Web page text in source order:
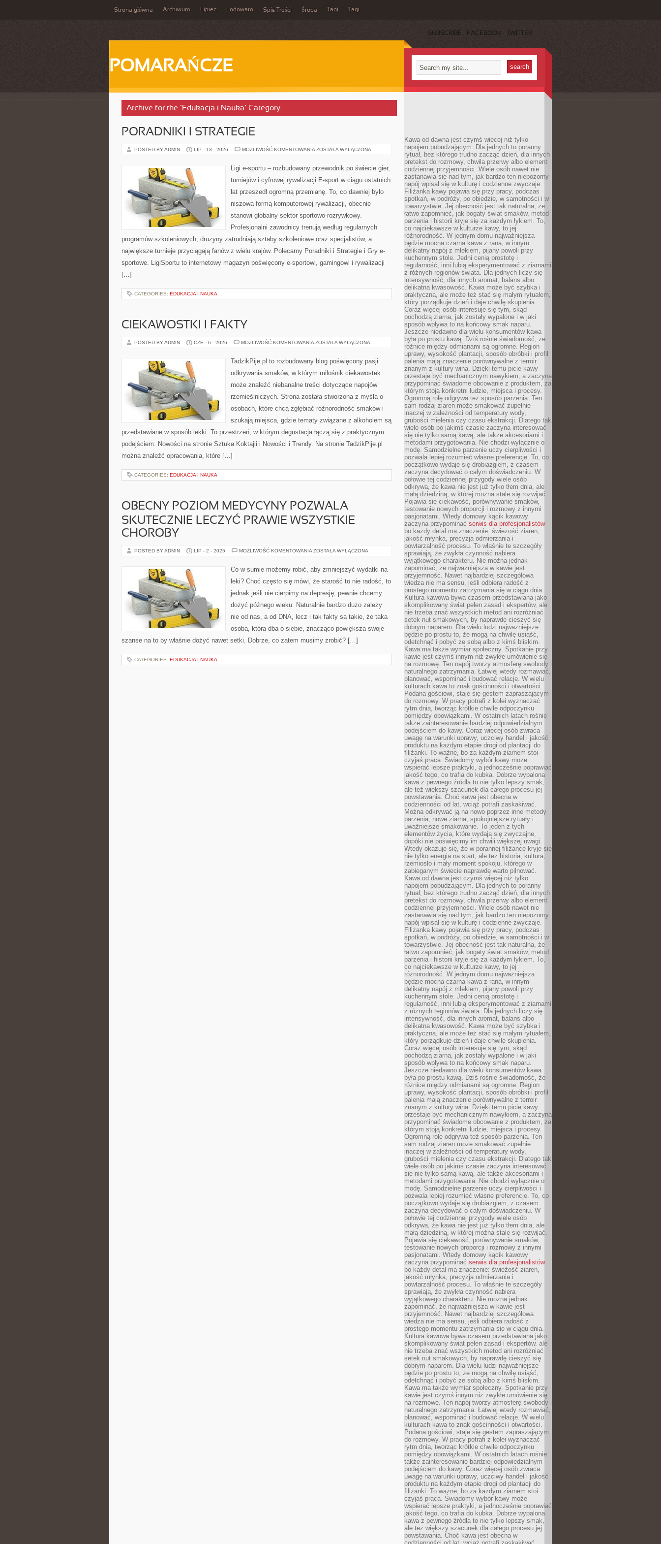
Strona główna Archiwum Lipiec Lodowato Spis Treści Środa Tagi Tagi
SUBSCRIBE FACEBOOK TWITTER
POMARAŃCZE
Archive for the ‘Edukacja i Nauka’ Category
PORADNIKI I STRATEGIE
POSTED BY ADMIN LIP - 13 - 2026 MOŻLIWOŚĆ KOMENTOWANIA PORADNIKI
ZOSTAŁA WYŁĄCZONA
Ligi e-sportu – rozbudowany przewodnik po świecie gier,
turniejów i cyfrowej rywalizacji E-sport w ciągu ostatnich
lat przeszedł ogromną przemianę. To, co dawniej było
niszową formą komputerowej rywalizacji, obecnie
stanowi globalny sektor sportowo-rozrywkowy.
Profesjonalni zawodnicy trenują według regularnych
programów szkoleniowych, drużyny zatrudniają sztaby szkoleniowe oraz specjalistów, a
największe turnieje przyciągają fanów z wielu krajów. Polecamy Poradniki i Strategie i Gry e-
sportowe. LigiSportu to internetowy magazyn poświęcony e-sportowi, gamingowi i rywalizacji
[…]
CATEGORIES: EDUKACJA I NAUKA
CIEKAWOSTKI I FAKTY
POSTED BY ADMIN CZE - 6 - 2026 MOŻLIWOŚĆ KOMENTOWANIA CIEKAWOSTKI
ZOSTAŁA WYŁĄCZONA
TadzikPije.pl to rozbudowany blog poświęcony pasji
odkrywania smaków, w którym miłośnik ciekawostek
może znaleźć niebanalne treści dotyczące napojów
rzemieślniczych. Strona została stworzona z myślą o
osobach, które chcą zgłębiać różnorodność smaków i
szukają miejsca, gdzie tematy związane z alkoholem są
przedstawiane w sposób lekki. To przestrzeń, w którym degustacja łączą się z praktycznym
podejściem. Nowości na stronie Sztuka Koktajli i Nowości i Trendy. Na stronie TadzikPije.pl
można znaleźć opracowania, które […]
CATEGORIES: EDUKACJA I NAUKA
OBECNY POZIOM MEDYCYNY POZWALA
SKUTECZNIE LECZYĆ PRAWIE WSZYSTKIE
CHOROBY
POSTED BY ADMIN LIP - 2 - 2025 MOŻLIWOŚĆ KOMENTOWANIA OBECNY
POZWALA
SKUTECZNIE
PRAWIE
CHOROBY
ZOSTAŁA WYŁĄCZONA
Co w sumie możemy robić, aby zmniejszyć wydatki na
leki? Choć często się mówi, że starość to nie radość, to
jednak jeśli nie cierpimy na depresję, pewnie chcemy
dożyć późnego wieku. Naturalnie bardzo dużo zależy
nie od nas, a od DNA, lecz i tak fakty są takie, że taka
osoba, która dba o siebie, znacząco powiększa swoje
szanse na to by właśnie dożyć nawet setki. Dobrze, co zatem musimy zrobić? […]
CATEGORIES: EDUKACJA I NAUKA
Kawa od dawna jest czymś więcej niż tylko
napojem pobudzającym. Dla jednych to poranny
rytuał, bez którego trudno zacząć dzień, dla innych
pretekst do rozmowy, chwila przerwy albo element
codziennej przyjemności. Wiele osób nawet nie
zastanawia się nad tym, jak bardzo ten niepozorny
napój wpisał się w kulturę i codzienne zwyczaje.
Filiżanka kawy pojawia się przy pracy, podczas
spotkań, w podróży, po obiedzie, w samotności i w
towarzystwie. Jej obecność jest tak naturalna, że
łatwo zapomnieć, jak bogaty świat smaków, metod
parzenia i historii kryje się za każdym łykiem. To,
co najciekawsze w kulturze kawy, to jej
różnorodność. W jednym domu najważniejsza
będzie mocna czarna kawa z rana, w innym
delikatny napój z mlekiem, pijany powoli przy
kuchennym stole. Jedni cenią prostotę i
regularność, inni lubią eksperymentować z ziarnami
z różnych regionów świata. Dla jednych liczy się
intensywność, dla innych aromat, balans albo
delikatna kwasowość. Kawa może być szybka i
praktyczna, ale może też stać się małym rytuałem,
który porządkuje dzień i daje chwilę skupienia.
Coraz więcej osób interesuje się tym, skąd
pochodzą ziarna, jak zostały wypalone i w jaki
sposób wpływa to na końcowy smak naparu.
Jeszcze niedawno dla wielu konsumentów kawa
była po prostu kawą. Dziś rośnie świadomość, że
różnice między odmianami są ogromne. Region
uprawy, wysokość plantacji, sposób obróbki i profil
palenia mają znaczenie porównywalne z terroir
znanym z kultury wina. Dzięki temu picie kawy
przestaje być mechanicznym nawykiem, a zaczyna
przypominać świadome obcowanie z produktem, za
którym stoją konkretni ludzie, miejsca i procesy.
Ogromną rolę odgrywa też sposób parzenia. Ten
sam rodzaj ziaren może smakować zupełnie
inaczej w zależności od temperatury wody,
grubości mielenia czy czasu ekstrakcji. Dlatego tak
wiele osób po jakimś czasie zaczyna interesować
się nie tylko samą kawą, ale także akcesoriami i
metodami przygotowania. Nie chodzi wyłącznie o
modę. Samodzielne parzenie uczy cierpliwości i
pozwala lepiej rozumieć własne preferencje. To, co
początkowo wydaje się drobiazgiem, z czasem
zaczyna decydować o całym doświadczeniu. W
połowie tej codziennej przygody wiele osób
odkrywa, że kawa nie jest już tylko tłem dnia, ale
małą dziedziną, w której można stale się rozwijać.
Pojawia się ciekawość, porównywanie smaków,
testowanie nowych proporcji i rozmowy z innymi
pasjonatami. Wtedy domowy kącik kawowy
zaczyna przypominać serwis dla profesjonalistów
bo każdy detal ma znaczenie: świeżość ziaren,
jakość młynka, precyzja odmierzania i
powtarzalność procesu. To właśnie te szczegóły
sprawiają, że zwykła czynność nabiera
wyjątkowego charakteru. Nie można jednak
zapominać, że najważniejsza w kawie jest
przyjemność. Nawet najbardziej szczegółowa
wiedza nie ma sensu, jeśli odbiera radość z
prostego momentu zatrzymania się w ciągu dnia.
Kultura kawowa bywa czasem przedstawiana jako
skomplikowany świat pełen zasad i ekspertów, ale
nie trzeba znać wszystkich metod ani rozróżniać
setek nut smakowych, by naprawdę cieszyć się
dobrym naparem. Dla wielu ludzi najważniejsze
będzie po prostu to, że mogą na chwilę usiąść,
odetchnąć i pobyć ze sobą albo z kimś bliskim.
Kawa ma także wymiar społeczny. Spotkanie przy
kawie jest czymś innym niż zwykłe umówienie się
na rozmowę. Ten napój tworzy atmosferę swobody i
naturalnego zatrzymania. Łatwiej wtedy rozmawiać,
planować, wspominać i budować relacje. W wielu
kulturach kawa to znak gościnności i otwartości.
Podana gościowi, staje się gestem zapraszającym
do rozmowy. W pracy potrafi z kolei wyznaczać
rytm dnia, tworząc krótkie chwile odpoczynku
pomiędzy obowiązkami. W ostatnich latach rośnie
także zainteresowanie bardziej odpowiedzialnym
podejściem do kawy. Coraz więcej osób zwraca
uwagę na warunki uprawy, uczciwy handel i jakość
produktu na każdym etapie drogi od plantacji do
filiżanki. To ważne, bo za każdym ziarnem stoi
czyjaś praca. Świadomy wybór kawy może
wspierać lepsze praktyki, a jednocześnie poprawiać
jakość tego, co trafia do kubka. Dobrze wypalona
kawa z pewnego źródła to nie tylko lepszy smak,
ale też większy szacunek dla całego procesu jej
powstawania. Choć kawa jest obecna w
codzienności od lat, wciąż potrafi zaskakiwać.
Można odkrywać ją na nowo poprzez inne metody
parzenia, nowe ziarna, spokojniejsze rytuały i
uważniejsze smakowanie. To jeden z tych
elementów życia, które wydają się zwyczajne,
dopóki nie poświęcimy im chwili większej uwagi.
Wtedy okazuje się, że w porannej filiżance kryje się
nie tylko energia na start, ale też historia, kultura,
rzemiosło i mały moment spokoju, którego w
zabieganym świecie naprawdę warto pilnować.
Kawa od dawna jest czymś więcej niż tylko
napojem pobudzającym. Dla jednych to poranny
rytuał, bez którego trudno zacząć dzień, dla innych
pretekst do rozmowy, chwila przerwy albo element
codziennej przyjemności. Wiele osób nawet nie
zastanawia się nad tym, jak bardzo ten niepozorny
napój wpisał się w kulturę i codzienne zwyczaje.
Filiżanka kawy pojawia się przy pracy, podczas
spotkań, w podróży, po obiedzie, w samotności i w
towarzystwie. Jej obecność jest tak naturalna, że
łatwo zapomnieć, jak bogaty świat smaków, metod
parzenia i historii kryje się za każdym łykiem. To,
co najciekawsze w kulturze kawy, to jej
różnorodność. W jednym domu najważniejsza
będzie mocna czarna kawa z rana, w innym
delikatny napój z mlekiem, pijany powoli przy
kuchennym stole. Jedni cenią prostotę i
regularność, inni lubią eksperymentować z ziarnami
z różnych regionów świata. Dla jednych liczy się
intensywność, dla innych aromat, balans albo
delikatna kwasowość. Kawa może być szybka i
praktyczna, ale może też stać się małym rytuałem,
który porządkuje dzień i daje chwilę skupienia.
Coraz więcej osób interesuje się tym, skąd
pochodzą ziarna, jak zostały wypalone i w jaki
sposób wpływa to na końcowy smak naparu.
Jeszcze niedawno dla wielu konsumentów kawa
była po prostu kawą. Dziś rośnie świadomość, że
różnice między odmianami są ogromne. Region
uprawy, wysokość plantacji, sposób obróbki i profil
palenia mają znaczenie porównywalne z terroir
znanym z kultury wina. Dzięki temu picie kawy
przestaje być mechanicznym nawykiem, a zaczyna
przypominać świadome obcowanie z produktem, za
którym stoją konkretni ludzie, miejsca i procesy.
Ogromną rolę odgrywa też sposób parzenia. Ten
sam rodzaj ziaren może smakować zupełnie
inaczej w zależności od temperatury wody,
grubości mielenia czy czasu ekstrakcji. Dlatego tak
wiele osób po jakimś czasie zaczyna interesować
się nie tylko samą kawą, ale także akcesoriami i
metodami przygotowania. Nie chodzi wyłącznie o
modę. Samodzielne parzenie uczy cierpliwości i
pozwala lepiej rozumieć własne preferencje. To, co
początkowo wydaje się drobiazgiem, z czasem
zaczyna decydować o całym doświadczeniu. W
połowie tej codziennej przygody wiele osób
odkrywa, że kawa nie jest już tylko tłem dnia, ale
małą dziedziną, w której można stale się rozwijać.
Pojawia się ciekawość, porównywanie smaków,
testowanie nowych proporcji i rozmowy z innymi
pasjonatami. Wtedy domowy kącik kawowy
zaczyna przypominać serwis dla profesjonalistów
bo każdy detal ma znaczenie: świeżość ziaren,
jakość młynka, precyzja odmierzania i
powtarzalność procesu. To właśnie te szczegóły
sprawiają, że zwykła czynność nabiera
wyjątkowego charakteru. Nie można jednak
zapominać, że najważniejsza w kawie jest
przyjemność. Nawet najbardziej szczegółowa
wiedza nie ma sensu, jeśli odbiera radość z
prostego momentu zatrzymania się w ciągu dnia.
Kultura kawowa bywa czasem przedstawiana jako
skomplikowany świat pełen zasad i ekspertów, ale
nie trzeba znać wszystkich metod ani rozróżniać
setek nut smakowych, by naprawdę cieszyć się
dobrym naparem. Dla wielu ludzi najważniejsze
będzie po prostu to, że mogą na chwilę usiąść,
odetchnąć i pobyć ze sobą albo z kimś bliskim.
Kawa ma także wymiar społeczny. Spotkanie przy
kawie jest czymś innym niż zwykłe umówienie się
na rozmowę. Ten napój tworzy atmosferę swobody i
naturalnego zatrzymania. Łatwiej wtedy rozmawiać,
planować, wspominać i budować relacje. W wielu
kulturach kawa to znak gościnności i otwartości.
Podana gościowi, staje się gestem zapraszającym
do rozmowy. W pracy potrafi z kolei wyznaczać
rytm dnia, tworząc krótkie chwile odpoczynku
pomiędzy obowiązkami. W ostatnich latach rośnie
także zainteresowanie bardziej odpowiedzialnym
podejściem do kawy. Coraz więcej osób zwraca
uwagę na warunki uprawy, uczciwy handel i jakość
produktu na każdym etapie drogi od plantacji do
filiżanki. To ważne, bo za każdym ziarnem stoi
czyjaś praca. Świadomy wybór kawy może
wspierać lepsze praktyki, a jednocześnie poprawiać
jakość tego, co trafia do kubka. Dobrze wypalona
kawa z pewnego źródła to nie tylko lepszy smak,
ale też większy szacunek dla całego procesu jej
powstawania. Choć kawa jest obecna w